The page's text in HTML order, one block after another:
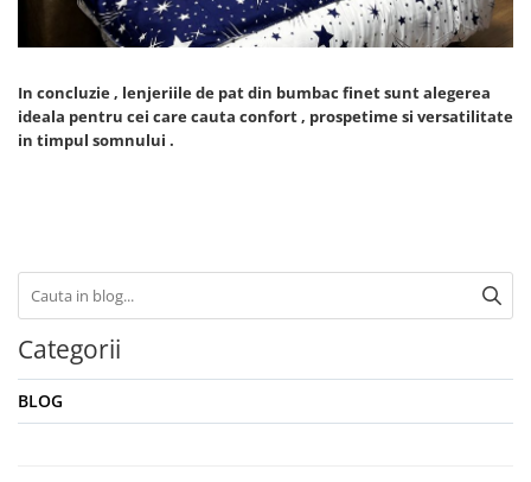
Lenjerii De Pat Damasc 1 Persoana
Lenjerii De Pat, Imprimeu 3D, 1
In concluzie , lenjeriile de pat din bumbac finet sunt alegerea
ideala pentru cei care cauta confort , prospetime si versatilitate
in timpul somnului .
Categorii
BLOG